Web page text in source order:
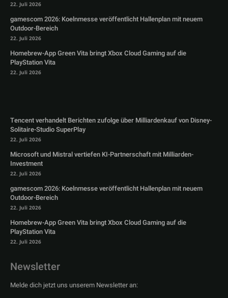
22. Juli 2026
gamescom 2026: Koelnmesse veröffentlicht Hallenplan mit neuem
Outdoor-Bereich
22. Juli 2026
Homebrew-App Green Vita bringt Xbox Cloud Gaming auf die
PlayStation Vita
22. Juli 2026
Tencent verhandelt Berichten zufolge über Milliardenkauf von Disney-
Solitaire-Studio SuperPlay
22. Juli 2026
Microsoft und Mistral vertiefen KI-Partnerschaft mit Milliarden-
Investment
22. Juli 2026
gamescom 2026: Koelnmesse veröffentlicht Hallenplan mit neuem
Outdoor-Bereich
22. Juli 2026
Homebrew-App Green Vita bringt Xbox Cloud Gaming auf die
PlayStation Vita
22. Juli 2026
Newsletter
Melde dich jetzt uns unserem Newsletter an: